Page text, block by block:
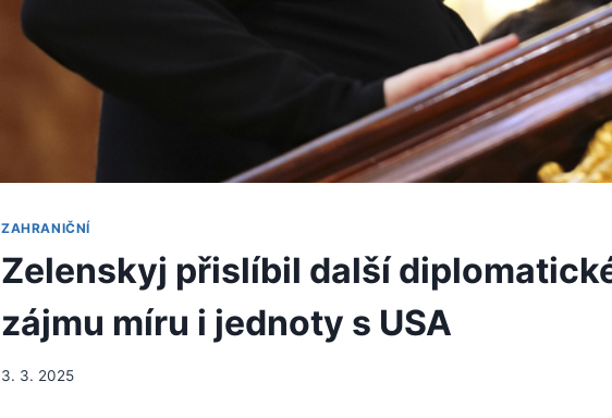
ZAHRANIČNÍ
Zelenskyj přislíbil další
zájmu míru i jednoty s USA
3. 3. 2025